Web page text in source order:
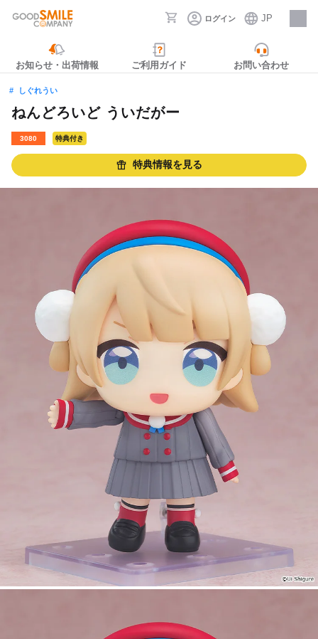
ログイン JP
採用情報
お知らせ・出荷情報 ご利用ガイド お問い合わせ
しぐれうい
ねんどろいど ういだがー
3080 特典付き
特典情報を見る